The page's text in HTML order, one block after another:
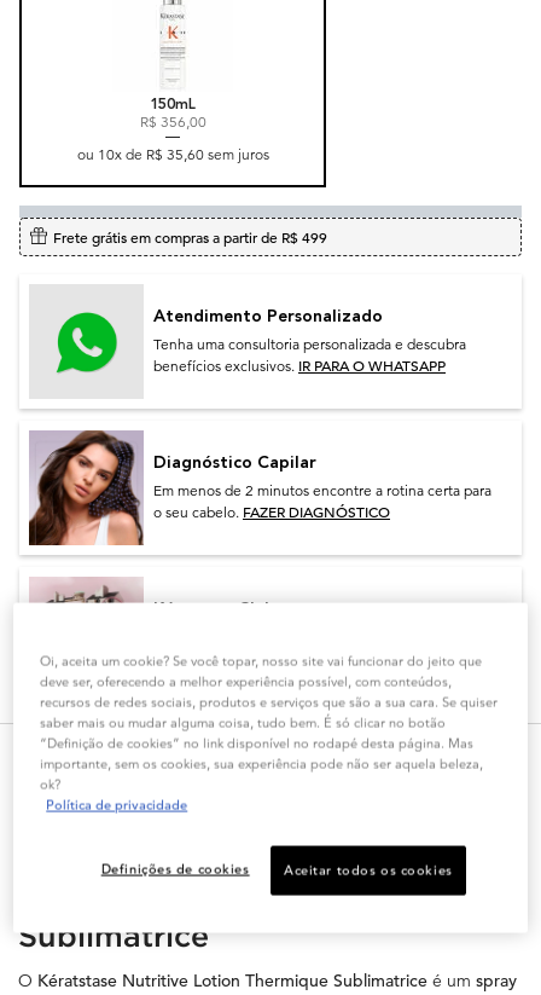
Selected
150mL
R$ 356,00
ou 10x de R$ 35,60sem juros
, 1 of 1
Frete grátis em compras a partir de R$ 499
Atendimento Personalizado
Tenha uma consultoria personalizada e descubra
benefícios exclusivos. IR PARA O WHATSAPP
Diagnóstico Capilar
Em menos de 2 minutos encontre a rotina certa para
o seu cabelo. FAZER DIAGNÓSTICO
vantagens exclusivas.FAZER PARTE DO CLUB
PDP Tabs
Descrição
Protetor Térmico Kérastase
Nutritive Lotion Thermique
Sublimatrice
O Kératstase Nutritive Lotion Thermique Sublimatrice é um spray
Oi, aceita um cookie? Se você topar, nosso site vai funcionar do jeito que
deve ser, oferecendo a melhor experiência possível, com conteúdos,
recursos de redes sociais, produtos e serviços que são a sua cara. Se quiser
saber mais ou mudar alguma coisa, tudo bem. É só clicar no botão
“Definição de cookies” no link disponível no rodapé desta página. Mas
importante, sem os cookies, sua experiência pode não ser aquela beleza,
ok?
Política de privacidade
Definições de cookies Aceitar todos os cookies